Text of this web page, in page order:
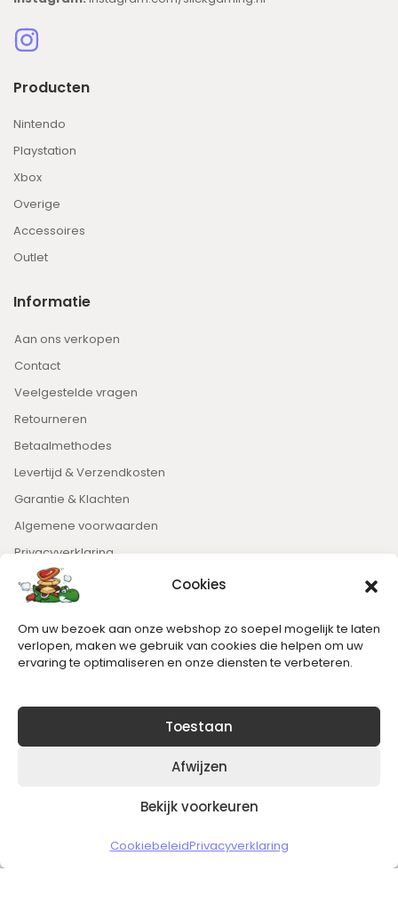
Cookies
Om uw bezoek aan onze webshop zo soepel mogelijk te laten
verlopen, maken we gebruik van cookies die helpen om uw
ervaring te optimaliseren en onze diensten te verbeteren.
Toestaan
Afwijzen
Bekijk voorkeuren
CookiebeleidPrivacyverklaring
Producten
Nintendo
Playstation
Xbox
Overige
Accessoires
Outlet
Informatie
Aan ons verkopen
Contact
Veelgestelde vragen
Retourneren
Betaalmethodes
Levertijd & Verzendkosten
Garantie & Klachten
Algemene voorwaarden
Privacyverklaring
Nieuwsbrief
Blijft op de hoogte van het laatste nieuws.